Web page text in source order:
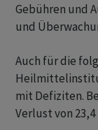
Gebühren und
und
Auch für die
mit Defiziten.
Verlust von